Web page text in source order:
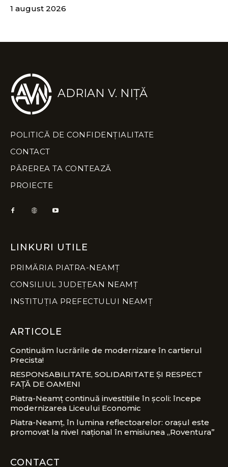
1 august 2026
ADRIAN V. NIȚĂ
POLITICĂ DE CONFIDENȚIALITATE
CONTACT
PĂREREA TA CONTEAZĂ
PROIECTE
LINKURI UTILE
PRIMĂRIA PIATRA-NEAMȚ
CONSILIUL JUDEȚEAN NEAMȚ
INSTITUȚIA PREFECTULUI NEAMȚ
ARTICOLE
Continuăm lucrările de modernizare în cartierul
Precista!
RESPONSABILITATE, SOLIDARITATE ȘI RESPECT
FAȚĂ DE OAMENI
Piatra-Neamț continuă investițiile în școli: începe
modernizarea Liceului Economic
Piatra-Neamț, în lumina reflectoarelor: orașul este
promovat la nivel național în emisiunea „Roventura”
CONTACT